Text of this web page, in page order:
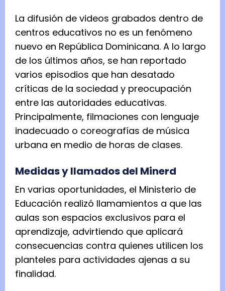
La difusión de videos grabados dentro de
centros educativos no es un fenómeno
nuevo en República Dominicana. A lo largo
de los últimos años, se han reportado
varios episodios que han desatado
críticas de la sociedad y preocupación
entre las autoridades educativas.
Principalmente, filmaciones con lenguaje
inadecuado o coreografías de música
urbana en medio de horas de clases.
Medidas y llamados del Minerd
En varias oportunidades, el Ministerio de
Educación realizó llamamientos a que las
aulas son espacios exclusivos para el
aprendizaje, advirtiendo que aplicará
consecuencias contra quienes utilicen los
planteles para actividades ajenas a su
finalidad.